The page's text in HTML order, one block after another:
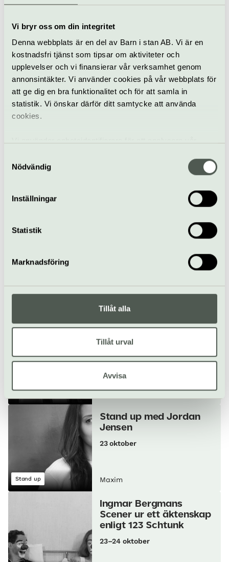
Vi bryr oss om din integritet
Denna webbplats är en del av Barn i stan AB. Vi är en
kostnadsfri tjänst som tipsar om aktiviteter och
upplevelser och vi finansierar vår verksamhet genom
annonsintäkter. Vi använder cookies på vår webbplats för
att ge dig en bra funktionalitet och för att samla in
statistik. Vi önskar därför ditt samtycke att använda
cookies.
samt tillhandahålla funktioner för sociala medier. Vi
vidarebefordrar även sådana identifierare och annan
information från din enhet till de sociala medier och
annons- och analysföretag som vi samarbetar med.
information som du har tillhandahållit eller som de har
Nödvändig
Inställningar
Statistik
Marknadsföring
Tillåt alla
Tillåt urval
Avvisa
När
395-495 kr (+ serviceavgift)
Bra att veta
Kafé
Hiss och ramper
Restaurang
Karlaplan 4, Stockholm
hej@maximstockholm.se
Allt som händer – Maxim
Pop & rock Konsert
Hits & historier 67-69
8 oktober
Maxim
Stand up
Stand up med Jordan
Jensen
23 oktober
Maxim
Ingmar Bergmans
Scener ur ett äktenskap
enligt 123 Schtunk
23–24 oktober